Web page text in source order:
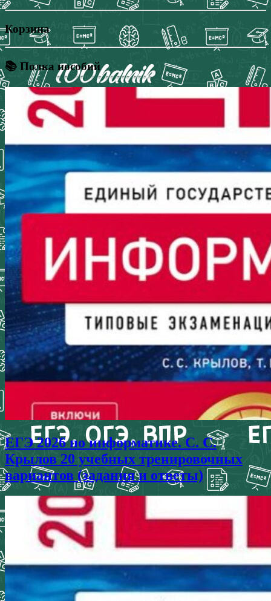
Корзина
📚 Полка пособий
ЕГЭ 2026 по информатике. С. С.
Крылов 20 учебных тренировочных
вариантов (задания и ответы)